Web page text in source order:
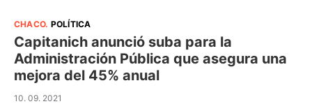
CHACO. POLÍTICA
Capitanich anunció suba para la
Administración Pública que asegura una
mejora del 45% anual
10. 09. 2021